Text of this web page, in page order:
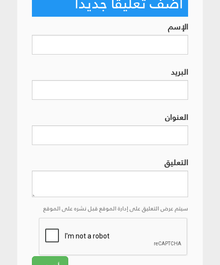
الإسم
البريد
العنوان
التعليق
سيتم عرض التعليق على إدارة الموقع قبل نشره على الموقع